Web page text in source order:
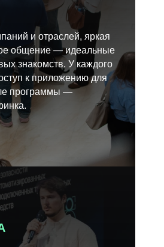
и отраслей, яркая
общение — идеальные
знакомств. У каждого
к приложению для
программы —